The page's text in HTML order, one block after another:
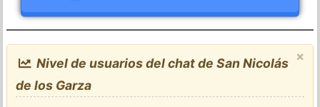
×
Nivel de usuarios del chat de San Nicolás
de los Garza